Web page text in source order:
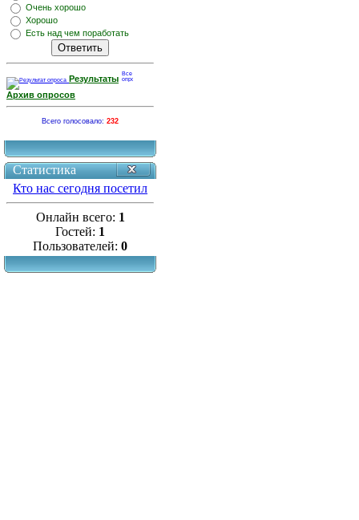
Очень хорошо
Хорошо
Есть над чем поработать
Результаты
Архив опросов
Всего голосовало: 232
Статистика
Кто нас сегодня посетил
Онлайн всего: 1
Гостей: 1
Пользователей: 0